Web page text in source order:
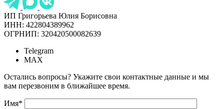
ИП Григорьева Юлия Борисовна
ИНН: 422804389962
ОГРНИП: 320420500082639
Telegram
MAX
Остались вопросы? Укажите свои контактные данные и мы
вам перезвоним в ближайшее время.
Имя*